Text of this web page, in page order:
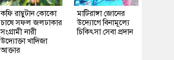
কফি রাম্বুটান কোকো
চাষে সফল জলঢাকার
সংগ্রামী নারী
উদ্যোক্তা খাদিজা
আক্তার
মাটিরাঙ্গা জোনের
উদ্যোগে বিনামূল্যে
চিকিৎসা সেবা প্রদান